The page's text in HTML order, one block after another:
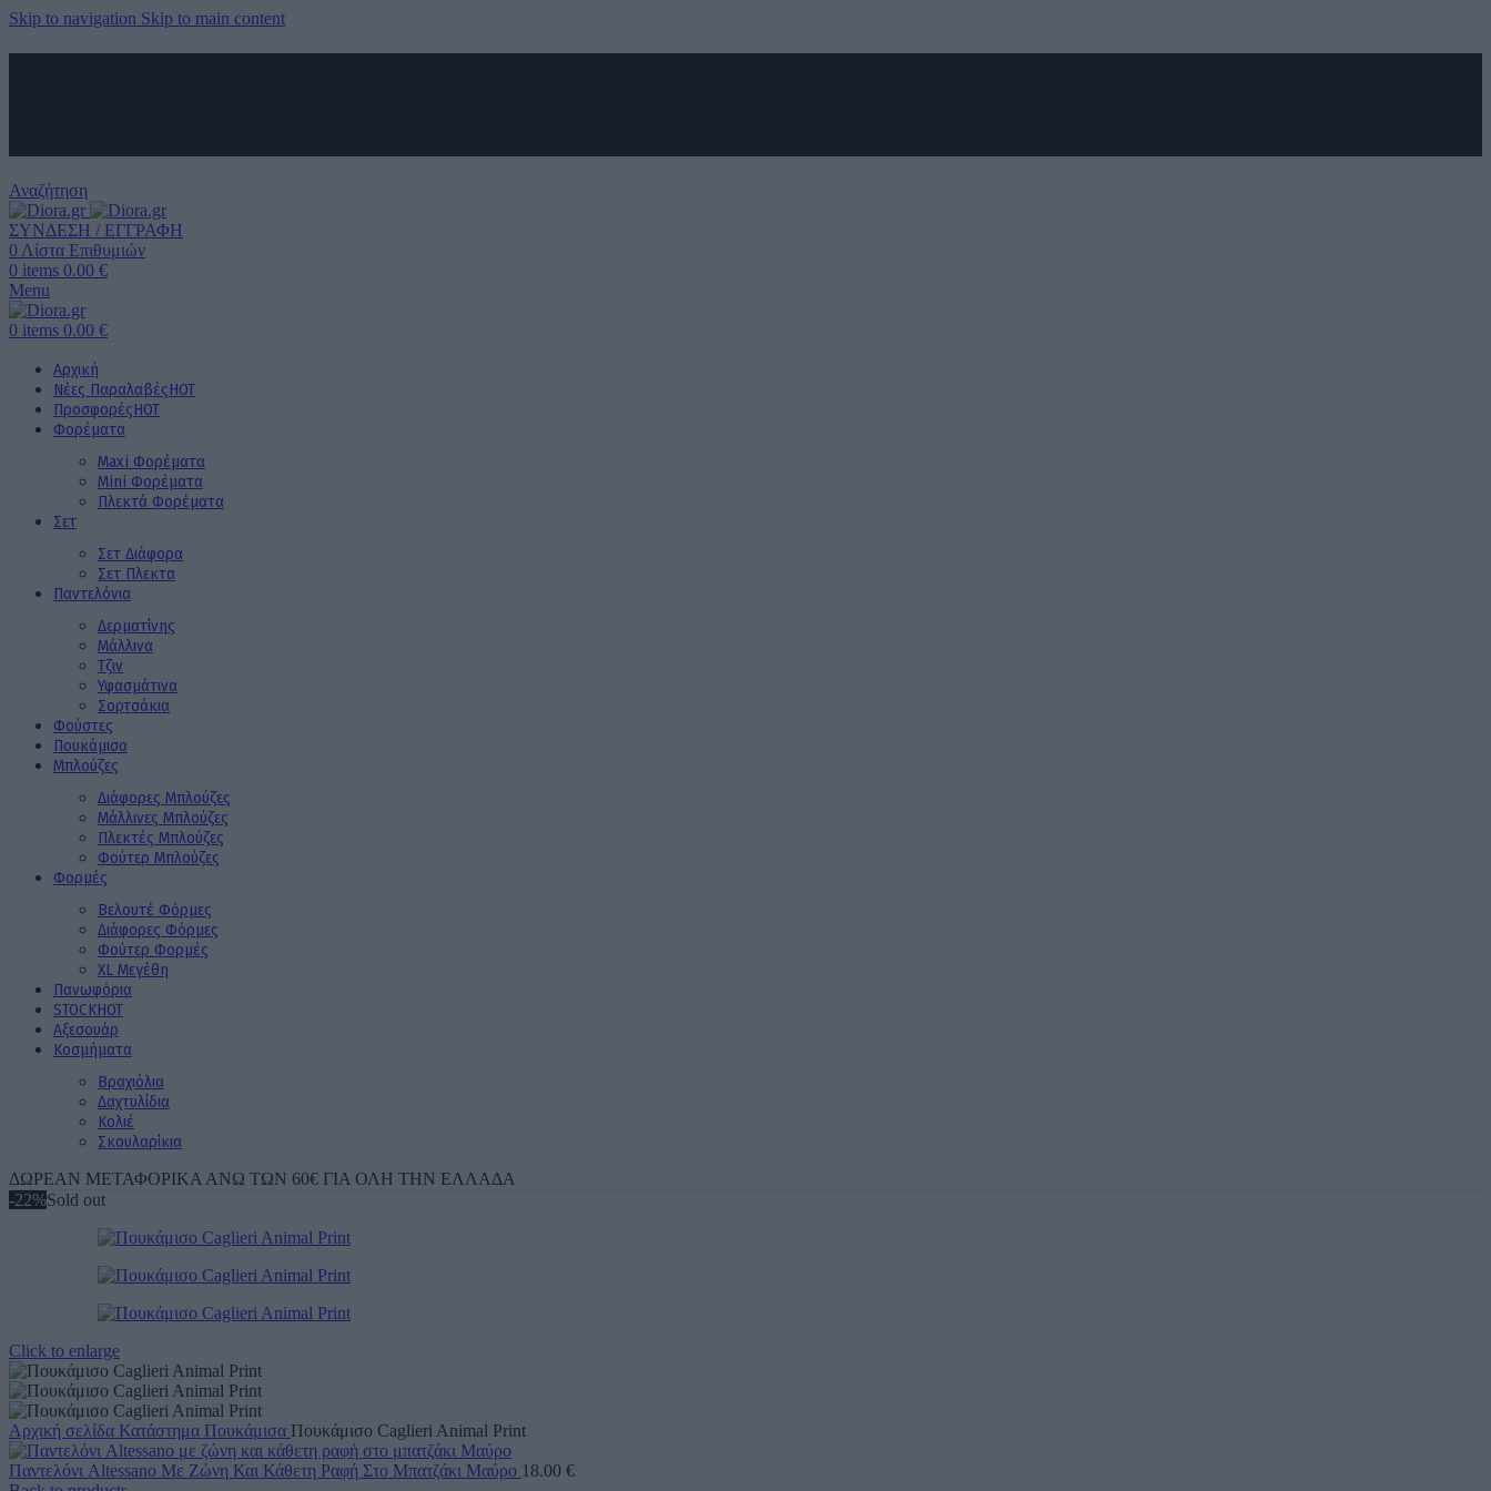
Skip to navigation Skip to main content
Αναζήτηση
ΣΥΝΔΕΣΗ / ΕΓΓΡΑΦΗ
0 Λίστα Επιθυμιών
0 items 0.00 €
Menu
0 items 0.00 €
Αρχική
Νέες ΠαραλαβέςHOT
ΠροσφορέςHOT
Φορέματα
Maxi Φορέματα
Mini Φορέματα
Πλεκτά Φορέματα
Σετ
Σετ Διάφορα
Σετ Πλεκτα
Παντελόνια
Δερματίνης
Μάλλινα
Τζιν
Υφασμάτινα
Σορτσάκια
Φούστες
Πουκάμισα
Μπλούζες
Διάφορες Μπλούζες
Μάλλινες Μπλούζες
Πλεκτές Μπλούζες
Φούτερ Μπλούζες
Φορμές
Βελουτέ Φόρμες
Διάφορες Φόρμες
Φούτερ Φορμές
XL Μεγέθη
Πανωφόρια
STOCKΗΟΤ
Aξεσουάρ
Κοσμήματα
Βραχιόλια
Δαχτυλίδια
Κολιέ
Σκουλαρίκια
ΔΩΡΕΑΝ ΜΕΤΑΦΟΡΙΚΑ ΑΝΩ ΤΩΝ 60€ ΓΙΑ ΟΛΗ ΤΗΝ ΕΛΛΑΔΑ
-22%Sold out
Click to enlarge
Αρχική σελίδα Κατάστημα Πουκάμισα Πουκάμισο Caglieri Animal Print
Παντελόνι Altessano Με Ζώνη Και Κάθετη Ραφή Στο Μπατζάκι Μαύρο 18.00 €